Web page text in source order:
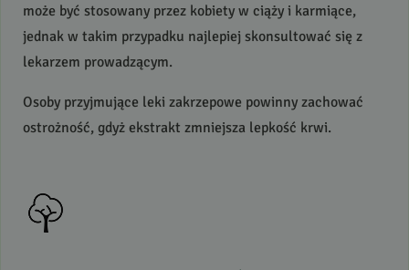
może być stosowany przez kobiety w ciąży i karmiące,
jednak w takim przypadku najlepiej skonsultować się z
lekarzem prowadzącym.
Osoby przyjmujące leki zakrzepowe powinny zachować
ostrożność, gdyż ekstrakt zmniejsza lepkość krwi.